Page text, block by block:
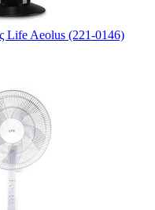
Life Aeolus (221-0146)